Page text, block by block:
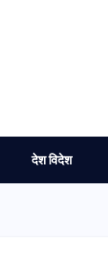
देश विदेश